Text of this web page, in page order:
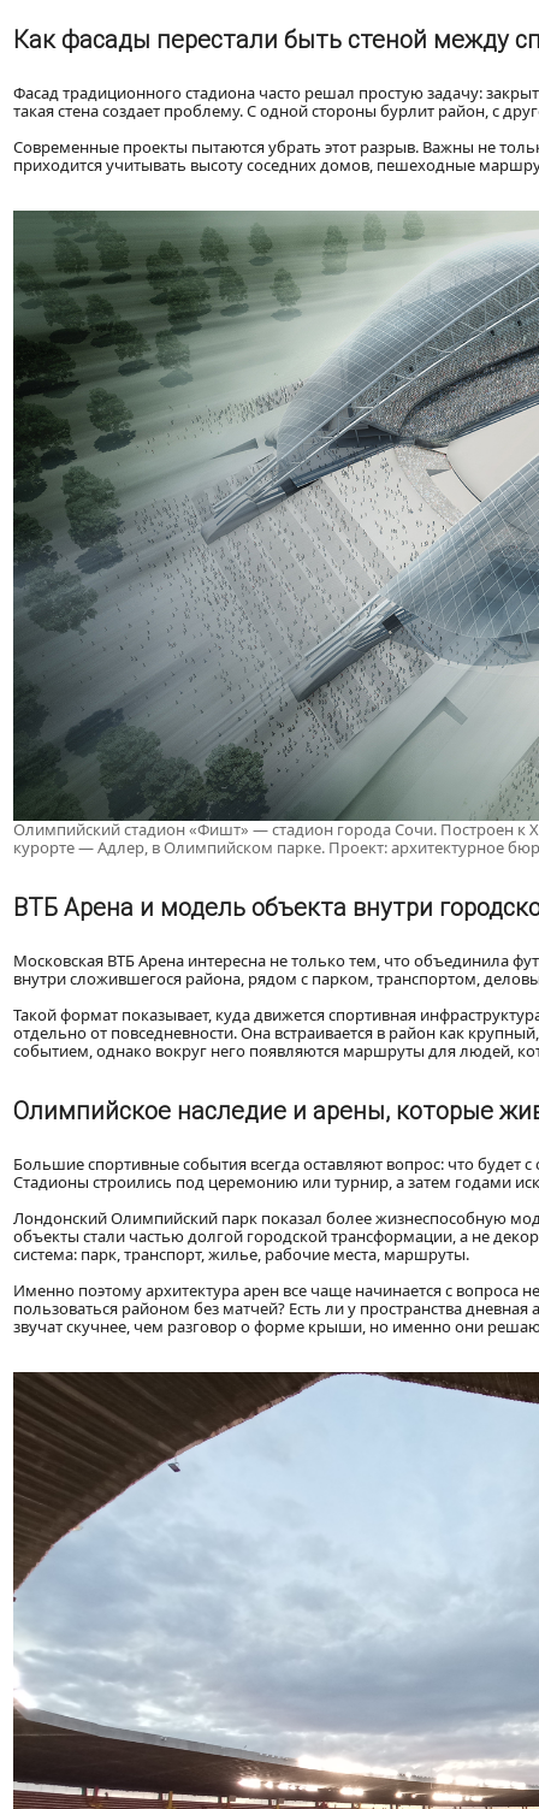
Как фасады перестали быть стеной между
Фасад традиционного стадиона часто решал простую задачу:
такая стена создает проблему. С одной стороны бурлит район, с
Современные проекты пытаются убрать этот разрыв. Важны не
приходится учитывать высоту соседних домов, пешеходные
Олимпийский стадион «Фишт» — стадион города Сочи. Построен к
курорте — Адлер, в Олимпийском парке. Проект: архитектурное
ВТБ Арена и модель объекта внутри
Московская ВТБ Арена интересна не только тем, что объединила
внутри сложившегося района, рядом с парком, транспортом,
Такой формат показывает, куда движется спортивная
отдельно от повседневности. Она встраивается в район как
событием, однако вокруг него появляются маршруты для людей,
Олимпийское наследие и арены, которые
Большие спортивные события всегда оставляют вопрос: что будет
Стадионы строились под церемонию или турнир, а затем годами
Лондонский Олимпийский парк показал более жизнеспособную
объекты стали частью долгой городской трансформации, а не
система: парк, транспорт, жилье, рабочие места, маршруты.
Именно поэтому архитектура арен все чаще начинается с
пользоваться районом без матчей? Есть ли у пространства
звучат скучнее, чем разговор о форме крыши, но именно они